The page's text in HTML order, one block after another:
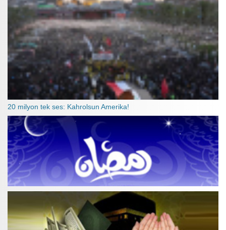
20 milyon tek ses: Kahrolsun Amerika!